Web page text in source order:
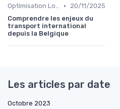
Optimisation Logistique •
20/11/2025
Comprendre les enjeux du
transport international
depuis la Belgique
Les articles par date
Octobre 2023